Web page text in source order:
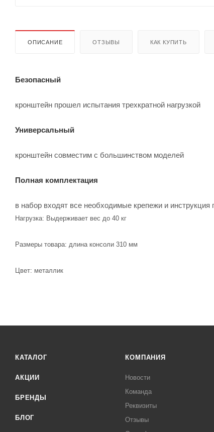
ОПИСАНИЕ ОТЗЫВЫ КАК КУПИТЬ
Безопасный
кронштейн прошел испытания трехкратной нагрузкой
Универсальный
кронштейн совместим с большинством моделей
Полная комплектация
в набор входят все необходимые крепежи и инструкция
Нагрузка: Выдерживает вес до 40 кг
Размеры товара: длина консоли 310 мм
Цвет: металлик
КАТАЛОГ
АКЦИИ
БРЕНДЫ
БЛОГ
КОМПАНИЯ
Новости
Команда
Реквизиты
Отзывы